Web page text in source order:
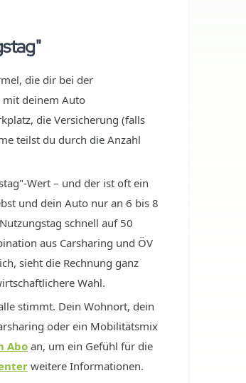
die dir bei der
mit deinem Auto
die Versicherung (falls
teilst du durch die Anzahl
Wert – und der ist oft ein
und dein Auto nur an 6 bis 8
schnell auf 50
aus Carsharing und ÖV
sieht die Rechnung ganz
Wahl.
stimmt. Dein Wohnort, dein
oder ein Mobilitätsmix
Aboan, um ein Gefühl für die
weitere Informationen.